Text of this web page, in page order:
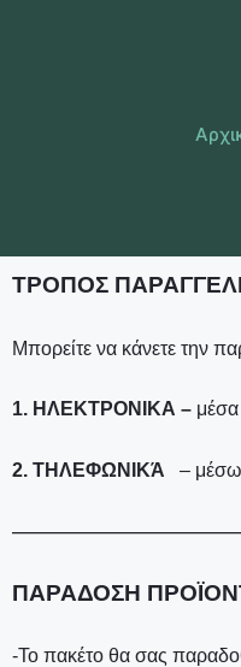
ΤΡΟΠΟΣ
Μπορείτε να κάνετε την
1. ΗΛΕΚΤΡΟΝΙΚΑ –
2. ΤΗΛΕΦΩΝΙΚΆ – μέσω
ΠΑΡΑΔΟΣΗ
-Το πακέτο θα σας